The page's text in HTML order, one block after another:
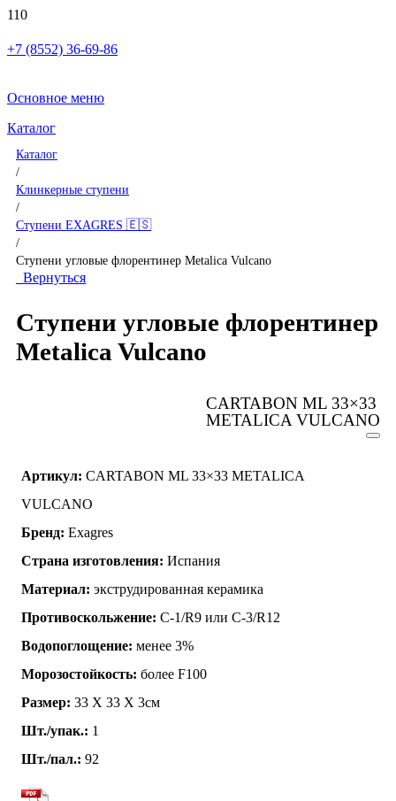
+7 (8552) 36-69-86
Основное меню
Каталог
Каталог
/
Клинкерные ступени
/
Ступени EXAGRES 🇪🇸
/
Ступени угловые флорентинер Metalica Vulcano
Вернуться
Ступени угловые флорентинер
Metalica Vulcano
CARTABON ML 33×33
METALICA VULCANO
Артикул: CARTABON ML 33×33 METALICA
VULCANO
Бренд: Exagres
Страна изготовления: Испания
Материал: экструдированная керамика
Противоскольжение: C-1/R9 или C-3/R12
Водопоглощение: менее 3%
Морозостойкость: более F100
Размер: 33 Х 33 X 3см
Шт./упак.: 1
Шт./пал.: 92